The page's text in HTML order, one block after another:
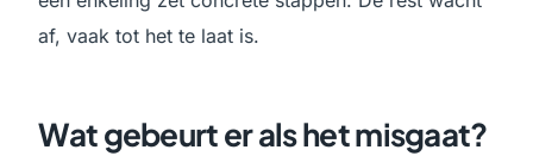
af, vaak tot het te laat is.
Wat gebeurt er als het misgaat?